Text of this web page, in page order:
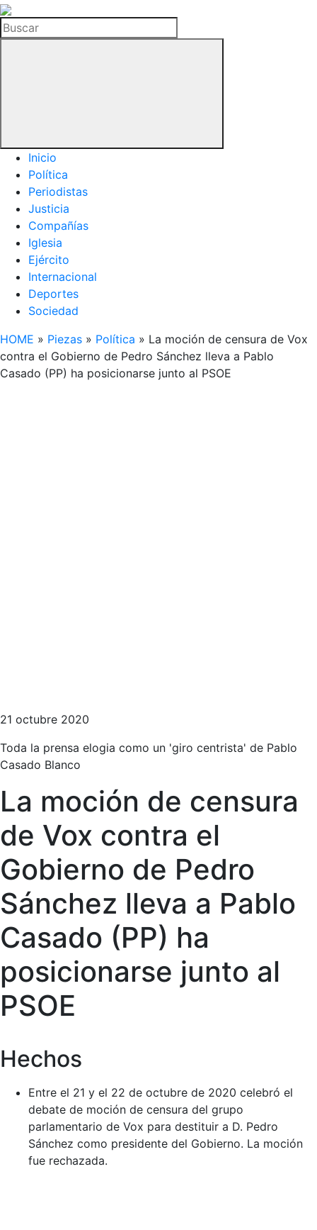
La
Hemeroteca
del
Buscar
Inicio
Política
Periodistas
Justicia
Compañías
Iglesia
Ejército
Internacional
Deportes
Sociedad
HOME » Piezas » Política » La moción de censura de Vox
contra el Gobierno de Pedro Sánchez lleva a Pablo
Casado (PP) ha posicionarse junto al PSOE
21 octubre 2020
Toda la prensa elogia como un 'giro centrista' de Pablo
Casado Blanco
La moción de censura
de Vox contra el
Gobierno de Pedro
Sánchez lleva a Pablo
Casado (PP) ha
posicionarse junto al
PSOE
Hechos
Entre el 21 y el 22 de octubre de 2020 celebró el
debate de moción de censura del grupo
parlamentario de Vox para destituir a D. Pedro
Sánchez como presidente del Gobierno. La moción
fue rechazada.